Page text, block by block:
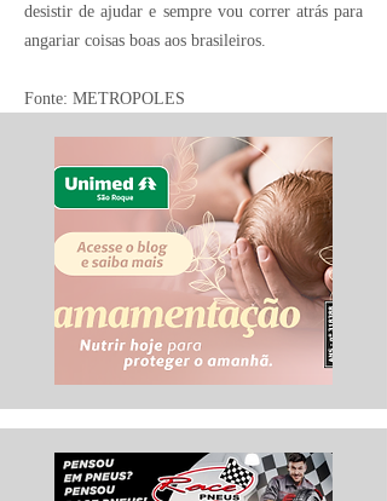
desistir de ajudar e sempre vou correr atrás para
angariar coisas boas aos brasileiros.
Fonte: METROPOLES